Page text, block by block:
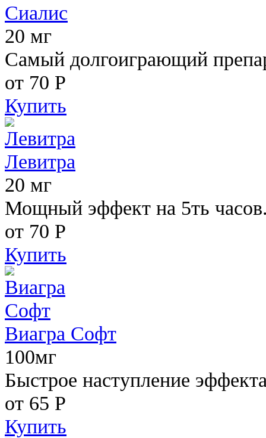
Сиалис
20 мг
Самый долгоиграющий
от 70 Р
Купить
Левитра
20 мг
Мощный эффект на 5ть
от 70 Р
Купить
Виагра Софт
100мг
Быстрое наступление
от 65 Р
Купить